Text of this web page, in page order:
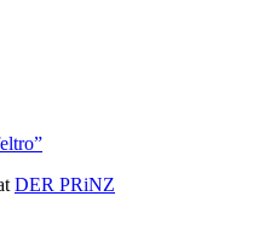
DER PRiNZ